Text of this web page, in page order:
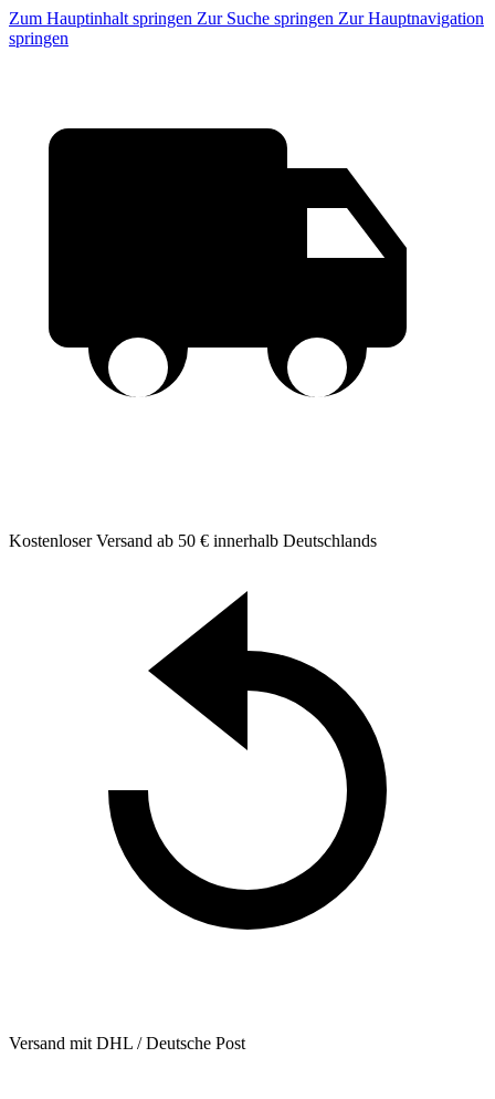
Zum Hauptinhalt springen Zur Suche springen Zur Hauptnavigation
springen
Kostenloser Versand ab 50 € innerhalb Deutschlands
Versand mit DHL / Deutsche Post